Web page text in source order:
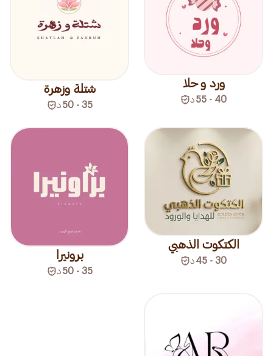
ورد و حلا
40 - 55 د
شتلة وزهرة
35 - 50 د
الكتكوت الذهبي
30 - 45 د برونيرا
35 - 50 د